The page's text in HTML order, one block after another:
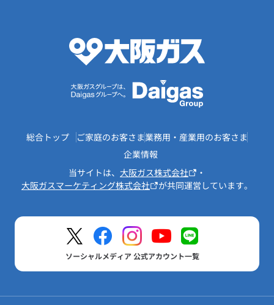
総合トップ ご家庭のお客さま業務用・産業用のお客さま
企業情報
当サイトは、 大阪ガス株式会社
・
大阪ガスマーケティング株式会社
が共同運営しています。
ソーシャルメディア 公式アカウント一覧